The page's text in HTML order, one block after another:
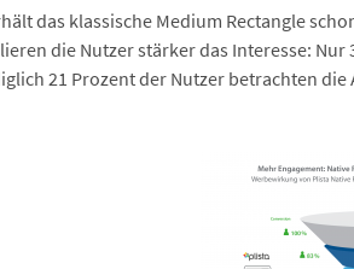
das klassische Medium Rectangle
die Nutzer stärker das Interesse:
21 Prozent der Nutzer betrachten die